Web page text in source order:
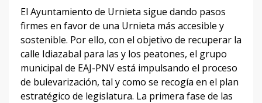
El Ayuntamiento de Urnieta sigue dando pasos
firmes en favor de una Urnieta más accesible y
sostenible. Por ello, con el objetivo de recuperar la
calle Idiazabal para las y los peatones, el grupo
municipal de EAJ-PNV está impulsando el proceso
de bulevarización, tal y como se recogía en el plan
estratégico de legislatura. La primera fase de las